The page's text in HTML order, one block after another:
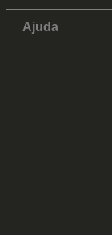
Ajuda